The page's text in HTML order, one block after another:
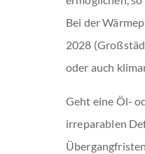
Bei der
2028
oder auch
Geht eine Öl-
irreparablen